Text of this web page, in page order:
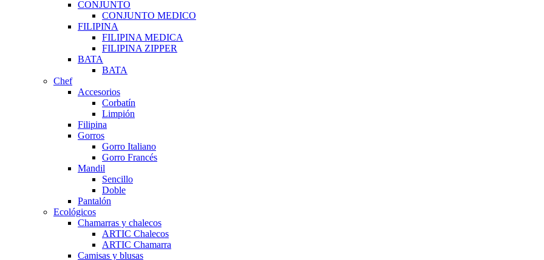
CONJUNTO
CONJUNTO MEDICO
FILIPINA
FILIPINA MEDICA
FILIPINA ZIPPER
BATA
BATA
Chef
Accesorios
Corbatín
Limpión
Filipina
Gorros
Gorro Italiano
Gorro Francés
Mandil
Sencillo
Doble
Pantalón
Ecológicos
Chamarras y chalecos
ARTIC Chalecos
ARTIC Chamarra
Camisas y blusas